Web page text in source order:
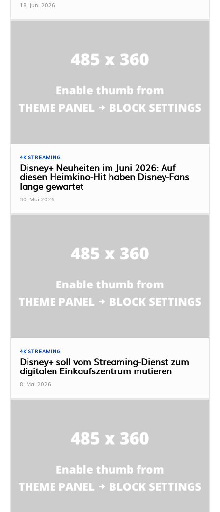
18. Juni 2026
4K STREAMING
Disney+ Neuheiten im Juni 2026: Auf
diesen Heimkino-Hit haben Disney-Fans
lange gewartet
30. Mai 2026
4K STREAMING
Disney+ soll vom Streaming-Dienst zum
digitalen Einkaufszentrum mutieren
8. Mai 2026